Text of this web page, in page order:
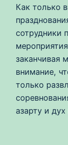
Как только
сотрудники
заканчивая
внимание,
только
азарту и